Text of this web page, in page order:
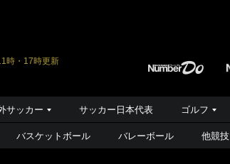
時・17時更新
サッカー サッカー日本代表 ゴルフ
バスケットボール バレーボール 他競技